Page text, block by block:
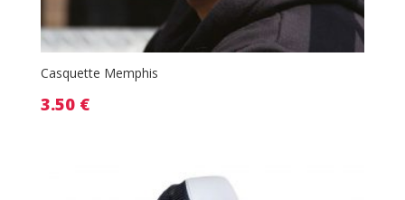
Casquette Memphis
3.50 €